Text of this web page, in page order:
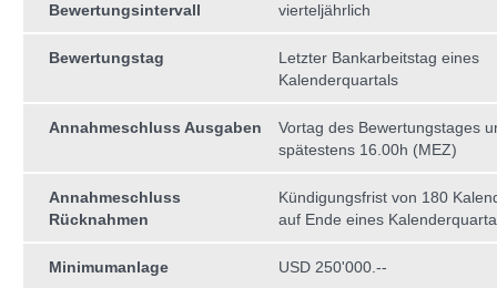
Bewertungsintervall vierteljährlich
Bewertungstag
Letzter Bankarbeitstag eines
Kalenderquartals
Annahmeschluss Ausgaben
Vortag des Bewertungstages
spätestens 16.00h (MEZ)
Annahmeschluss
Rücknahmen
Kündigungsfrist von 180
auf Ende eines
Minimumanlage USD 250'000.--